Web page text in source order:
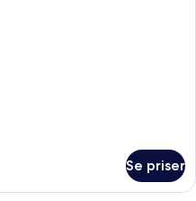
Se priser